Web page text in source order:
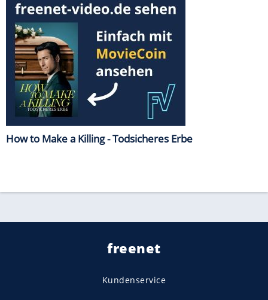
How to Make a Killing - Todsicheres Erbe
freenet
Kundenservice